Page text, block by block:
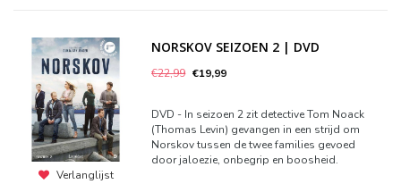
Verlanglijst
NORSKOV SEIZOEN 2 | DVD
€22,99 €19,99
DVD - In seizoen 2 zit detective Tom Noack
(Thomas Levin) gevangen in een strijd om
Norskov tussen de twee families gevoed
door jaloezie, onbegrip en boosheid.